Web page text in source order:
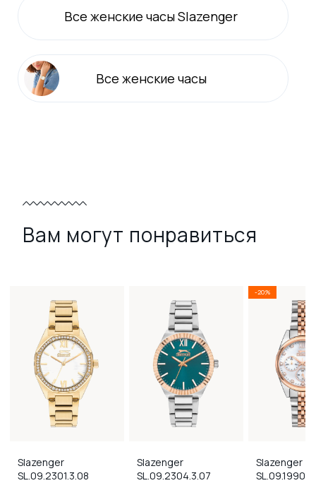
Всеженские часы Slazenger
Все женские часы
Вам могут понравиться
Slazenger
SL.09.2301.3.08
Slazenger
SL.09.2304.3.07
-20%
Slazenger